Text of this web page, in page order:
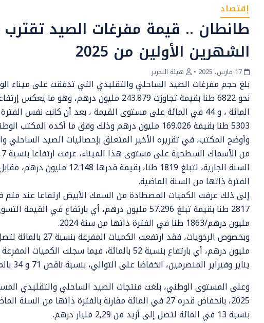
إقتصاد
الشهرين الأولين من 2025
• هيئة التحرير
بلغ حجم مفرغات الصيد الساحلي والتقليدي التي تدفقت على ميناء
المائة ، و 44 في المائة على مستوى القيمة ، بعد أن كانت نفس
5303 طنا بقيمة 169.026 مليون درهم وذلك وفق ما أكده المكتب الوطني للصيد.
وأوضح المكتب، في تقريره الأخير المتعلق بإحصائيات الصيد الساحلي
الفترة ذاتها من السنة الماضية.
مليون درهم/1863 طنا في الفترة ذاتها من سنة 2024.
مليون درهم، أي بارتفاع بنسبة 52 بالمائة، فيما
يناير وفبراير المنصرمين، انخفاضا على التوالي، بنسبة ناقص 71 و 34 بالمائة.
2025، بانخفاض قدره 27 في المائة مقارنة بالفترة ذاتها
بنسبة 13 في المائة لتصل إلى أزيد من 2,29 مليار درهم.